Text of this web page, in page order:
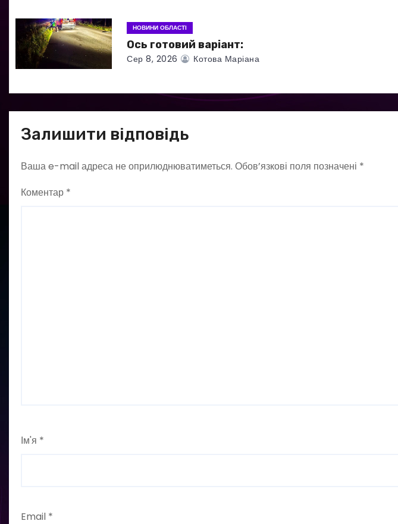
і
в
НОВИНИ ОБЛАСТІ
Ось готовий варіант:
Сер 8, 2026 Котова Маріана
Залишити відповідь
Ваша e-mail адреса не оприлюднюватиметься. Обов’язкові поля позначені *
Коментар *
Ім'я *
Email *